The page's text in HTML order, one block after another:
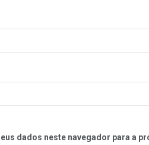
dados neste navegador para a